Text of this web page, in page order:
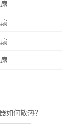
如何散热？